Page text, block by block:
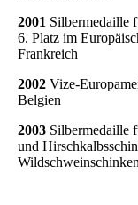
2001 Silbermedaille
6. Platz im
Frankreich
2002 Vize-
Belgien
2003 Silbermedaille
und